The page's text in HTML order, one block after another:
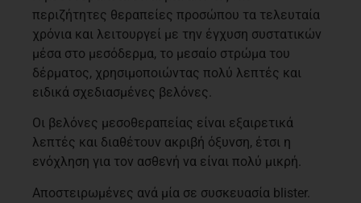
περιζήτητες θεραπείες προσώπου τα τελευταία
χρόνια και λειτουργεί με την έγχυση συστατικών
μέσα στο μεσόδερμα, το μεσαίο στρώμα του
δέρματος, χρησιμοποιώντας πολύ λεπτές και
ειδικά σχεδιασμένες βελόνες.
Οι βελόνες μεσοθεραπείας είναι εξαιρετικά
λεπτές και διαθέτουν ακριβή όξυνση, έτσι η
ενόχληση για τον ασθενή να είναι πολύ μικρή.
Αποστειρωμένες ανά μία σε συσκευασία blister.